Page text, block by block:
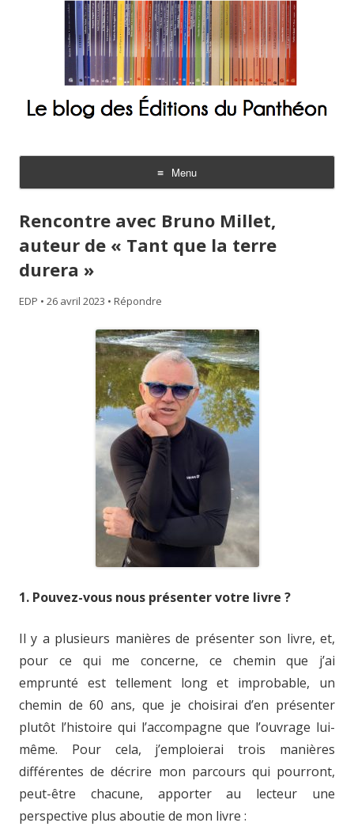
Menu
Aller
contenu
Rencontre avec Bruno Millet,
auteur de « Tant que la terre
durera »
EDP • 26 avril 2023 • Répondre
1. Pouvez-vous nous présenter votre livre ?
Il y a plusieurs manières de présenter son livre, et,
pour ce qui me concerne, ce chemin que j’ai
emprunté est tellement long et improbable, un
chemin de 60 ans, que je choisirai d’en présenter
plutôt l’histoire qui l’accompagne que l’ouvrage lui-
même. Pour cela, j’emploierai trois manières
différentes de décrire mon parcours qui pourront,
peut-être chacune, apporter au lecteur une
perspective plus aboutie de mon livre :